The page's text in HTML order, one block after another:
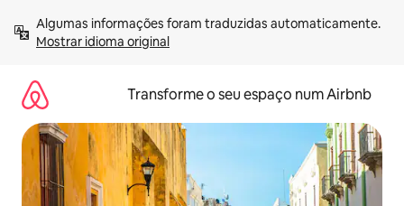
para
Mostrar idioma original
Transforme o seu espaço num Airbnb